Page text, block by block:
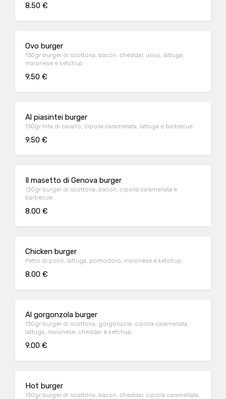
8.50 €
Ovo burger
130gr burger di scottona, bacon, cheddar, uovo, lattuga,
maionese e ketchup
9.50 €
Al piasintei burger
130gr trita di cavallo, cipolla caramellata, lattuga e barbecue
9.50 €
Il masetto di Genova burger
130gr burger di scottona, bacon, cipolla caramellata e
barbecue
8.00 €
Chicken burger
Petto di pollo, lattuga, pomodoro, maionese e ketchup
8.00 €
Al gorgonzola burger
130gr burger di scottona, gorgonzola, cipolla caramellata,
lattuga, maionese, cheddar e ketchup
9.00 €
Hot burger
130gr burger di scottona, bacon, cheddar, cipolla caramellata,